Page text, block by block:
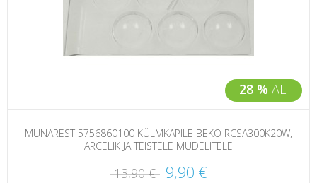
28 % AL.
MUNAREST 5756860100 KÜLMKAPILE BEKO RCSA300K20W,
ARCELIK JA TEISTELE MUDELITELE
13,90 € 9,90 €